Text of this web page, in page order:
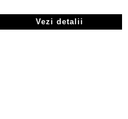
Vezi detalii